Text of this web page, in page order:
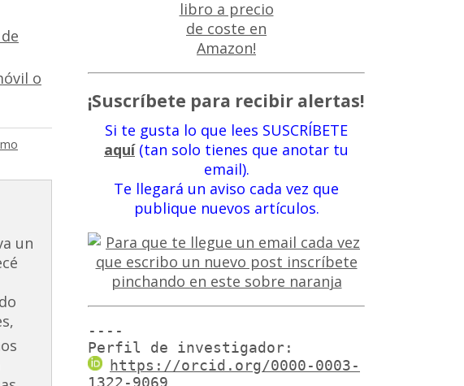
o
un
¡Suscríbete para recibir alertas!
Si te gusta lo que lees SUSCRÍBETE
aquí(tan solo tienes que anotar tu
email).
Te llegará un aviso cada vez que
publique nuevos artículos.
----
Perfil de investigador:
https://orcid.org/0000-0003-
1322-9069